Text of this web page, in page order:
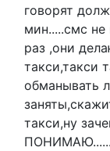
говорят
мин.....смс
раз ,они
такси,такси
обманывать
такси,ну